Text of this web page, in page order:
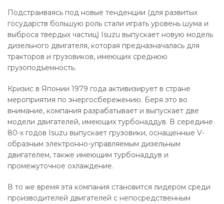
Подстраиваясь под новые тенденции (для развитых
государств большую роль стали играть уровень шума и
выброса твердых частиц) Isuzu выпускает новую модель
дизельного двигателя, которая предназначалась для
тракторов и грузовиков, имеющих среднюю
грузоподъемность.
Кризис в Японии 1979 года активизирует в стране
мероприятия по энергосбережению. Беря это во
внимание, компания разрабатывает и выпускает две
модели двигателей, имеющих турбонаддув. В середине
80-х годов Isuzu выпускает грузовики, оснащенные V-
образным электронно-управляемым дизельным
двигателем, также имеющим турбонаддув и
промежуточное охлаждение.
В то же время эта компания становится лидером среди
производителей двигателей с непосредственным